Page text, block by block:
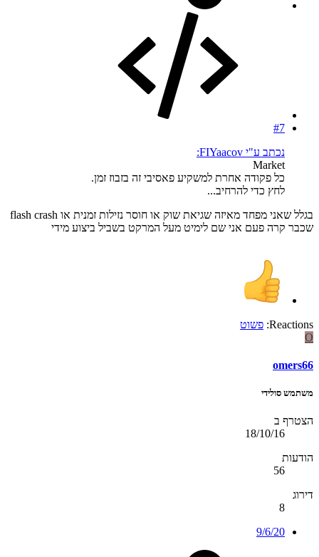
#7
נכתב ע"י FIYaacov:
Market
כל פקודה אחרת למשקיע פאסיבי זה בזבוז זמן.
לחץ כדי להרחיב...
בגלל שאני מפחד מאיזה שגיאת שוק או חוסר נזילות זמנית או flash crash
שכבר קרה פעם אני שם לימיט מעל המרקט בשביל ביצוע מידי
Reactions: פשוט
O
omers66
משתמש סולידי
הצטרף ב
18/10/16
הודעות
56
דירוג
8
9/6/20